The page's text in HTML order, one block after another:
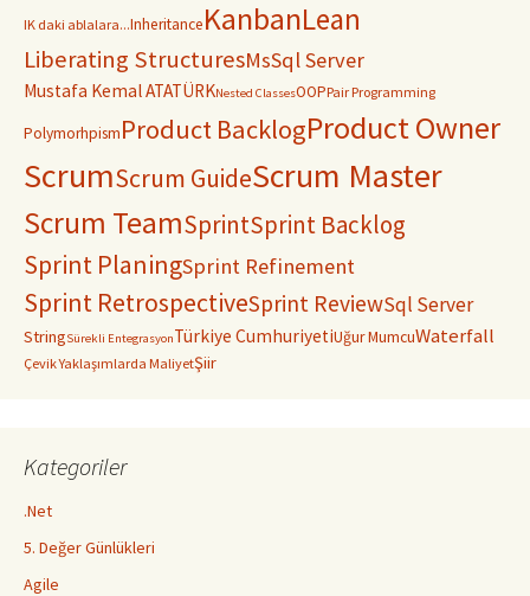
IK daki ablalara...InheritanceKanbanLean
Liberating StructuresMsSql Server
Mustafa Kemal ATATÜRKNested ClassesOOPPair Programming
PolymorhpismProduct BacklogProduct Owner
ScrumScrum GuideScrum Master
Scrum TeamSprintSprint Backlog
Sprint PlaningSprint Refinement
Sprint RetrospectiveSprint ReviewSql Server
StringSürekli EntegrasyonTürkiye CumhuriyetiUğur MumcuWaterfall
Çevik Yaklaşımlarda MaliyetŞiir
Kategoriler
.Net
5. Değer Günlükleri
Agile